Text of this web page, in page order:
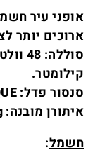
אופני עיר
ארוכים יותר
קילומטר.
סנסור פדל: TORQUE
איתורן מובנה: Battery Tag
חשמל: